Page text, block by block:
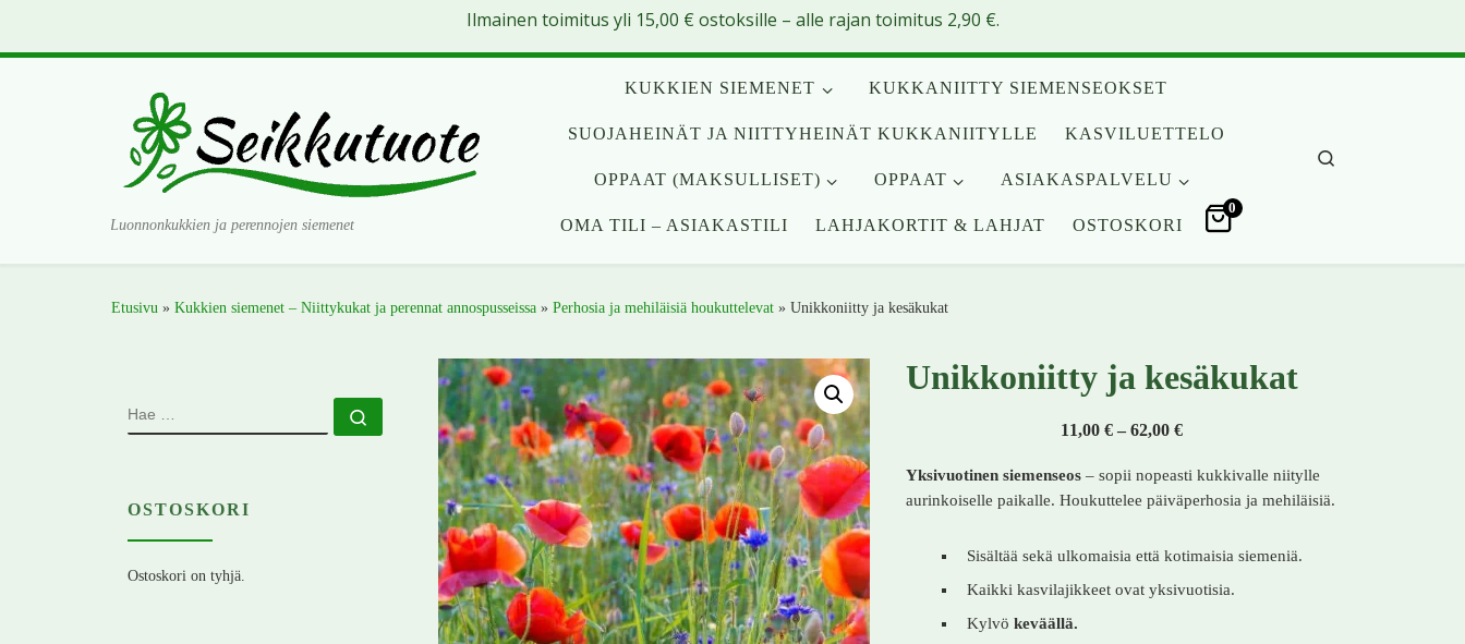
Luonnonkukkien ja perennojen siemenet
KUKKIEN SIEMENET KUKKANIITTY SIEMENSEOKSET
SUOJAHEINÄT JA NIITTYHEINÄT KUKKANIITYLLE KASVILUETTELO
OPPAAT (MAKSULLISET) OPPAAT ASIAKASPALVELU
OMA TILI – ASIAKASTILI LAHJAKORTIT & LAHJAT OSTOSKORI
0
Etusivu » Kukkien siemenet – Niittykukat ja perennat annospusseissa » Perhosia ja mehiläisiä houkuttelevat » Unikkoniitty ja kesäkukat
Unikkoniitty ja kesäkukat
11,00 € – 62,00 €Hintaluokka: 11,00 € - 62,00 €
Yksivuotinen siemenseos – sopii nopeasti kukkivalle niitylle
aurinkoiselle paikalle. Houkuttelee päiväperhosia ja mehiläisiä.
Sisältää sekä ulkomaisia että kotimaisia siemeniä.
Kaikki kasvilajikkeet ovat yksivuotisia.
Kylvö keväällä.
HAE
OSTOSKORI
Ostoskori on tyhjä.
Ilmainen toimitus yli 15,00 € ostoksille – alle rajan toimitus 2,90 €.